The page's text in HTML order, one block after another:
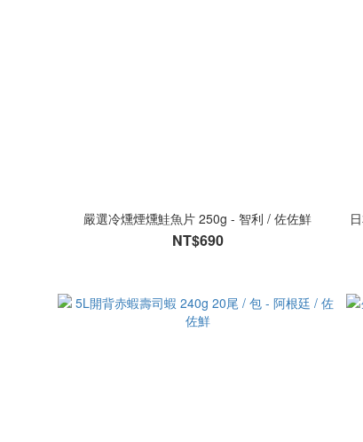
嚴選冷燻煙燻鮭魚片 250g - 智利 / 佐佐鮮
NT$690